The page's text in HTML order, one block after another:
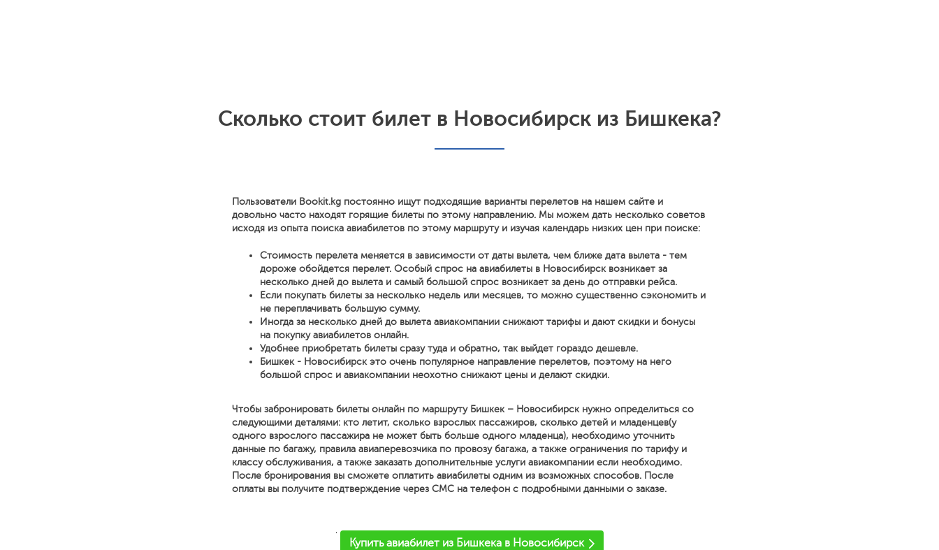
Сколько стоит билет в Новосибирск из Бишкека?
Пользователи Bookit.kg постоянно ищут подходящие варианты перелетов на нашем сайте и
довольно часто находят горящие билеты по этому направлению. Мы можем дать несколько советов
исходя из опыта поиска авиабилетов по этому маршруту и изучая календарь низких цен при поиске:
Стоимость перелета меняется в зависимости от даты вылета, чем ближе дата вылета - тем
дороже обойдется перелет. Особый спрос на авиабилеты в Новосибирск возникает за
несколько дней до вылета и самый большой спрос возникает за день до отправки рейса.
Если покупать билеты за несколько недель или месяцев, то можно существенно сэкономить и
не переплачивать большую сумму.
Иногда за несколько дней до вылета авиакомпании снижают тарифы и дают скидки и бонусы
на покупку авиабилетов онлайн.
Удобнее приобретать билеты сразу туда и обратно, так выйдет гораздо дешевле.
Бишкек - Новосибирск это очень популярное направление перелетов, поэтому на него
большой спрос и авиакомпании неохотно снижают цены и делают скидки.
Чтобы забронировать билеты онлайн по маршруту Бишкек – Новосибирск нужно определиться со
следующими деталями: кто летит, сколько взрослых пассажиров, сколько детей и младенцев(у
одного взрослого пассажира не может быть больше одного младенца), необходимо уточнить
данные по багажу, правила авиаперевозчика по провозу багажа, а также ограничения по тарифу и
классу обслуживания, а также заказать дополнительные услуги авиакомпании если необходимо.
После бронирования вы сможете оплатить авиабилеты одним из возможных способов. После
оплаты вы получите подтверждение через СМС на телефон с подробными данными о заказе.
'
Купить авиабилет из Бишкека в Новосибирск